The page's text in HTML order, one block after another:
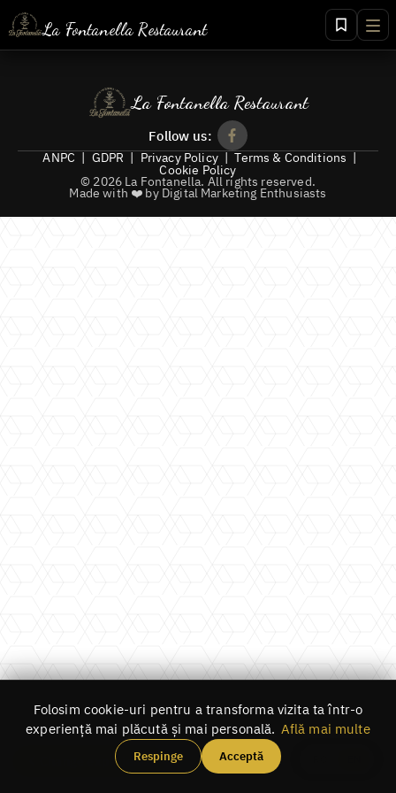
La Fontanella Restaurant
+40 268 456 156
+40 766 456 156
La Fontanella Restaurant
Follow us:
ANPC | GDPR | Privacy Policy | Terms & Conditions |
Cookie Policy
© 2026 La Fontanella. All rights reserved.
Made with ❤️ by Digital Marketing Enthusiasts
Folosim cookie-uri pentru a transforma vizita ta într-o
experiență mai plăcută și mai personală. Află mai multe
Respinge Acceptă
Change experience